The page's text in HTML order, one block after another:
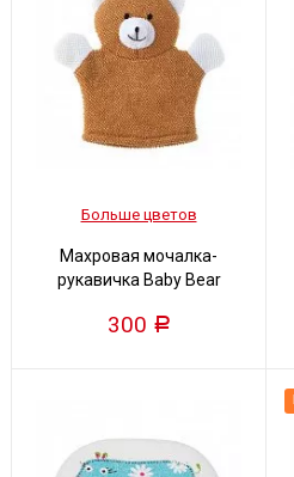
Больше цветов
Махровая мочалка-
рукавичка Baby Bear
300 Р